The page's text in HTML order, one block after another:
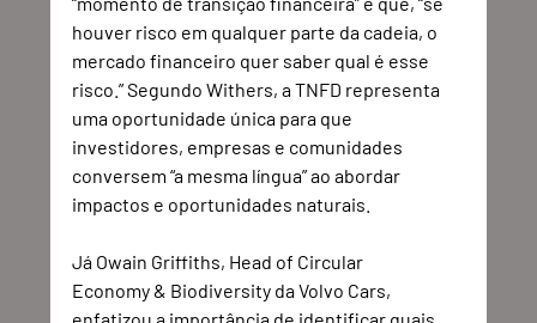
houver risco em qualquer parte da cadeia, o
mercado financeiro quer saber qual é esse
risco.” Segundo Withers, a TNFD representa
uma oportunidade única para que
investidores, empresas e comunidades
conversem “a mesma língua” ao abordar
impactos e oportunidades naturais.
Já Owain Griffiths, Head of Circular
Economy & Biodiversity da Volvo Cars,